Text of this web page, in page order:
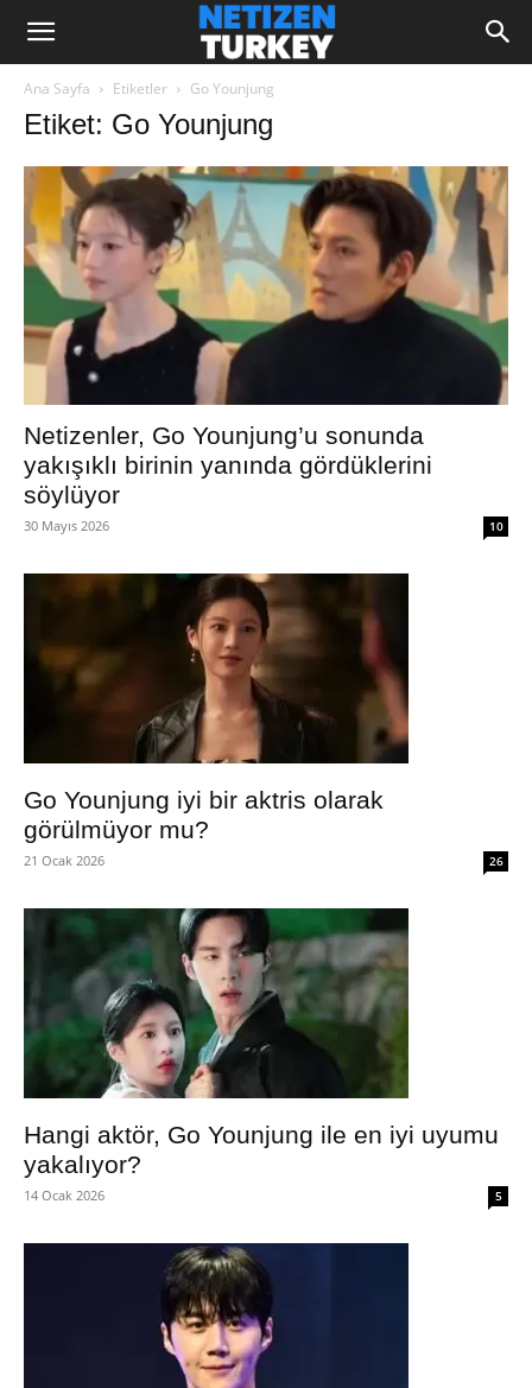
Ana Sayfa Etiketler Go Younjung
Etiket: Go Younjung
Netizenler, Go Younjung’u sonunda
yakışıklı birinin yanında gördüklerini
söylüyor
30 Mayıs 2026 10
Go Younjung iyi bir aktris olarak
görülmüyor mu?
21 Ocak 2026 26
Hangi aktör, Go Younjung ile en iyi uyumu
yakalıyor?
14 Ocak 2026 5